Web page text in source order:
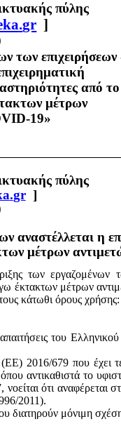
πύλης
.gr ]
των επιχειρήσεων
από το
μέτρων
19»
πύλης
.gr ]
αναστέλλεται η
μέτρων
των εργαζομένων
έκτακτων μέτρων
κάτωθι όρους χρήσης:
του
2016/679 που
αντικαθιστά το
ότι αναφέρεται
2011).
διατηρούν μόνιμη